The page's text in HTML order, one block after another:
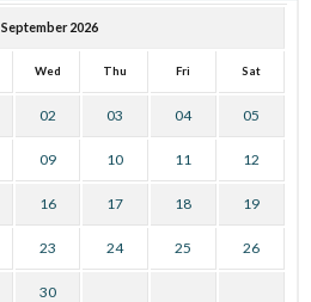
September 2026
Wed Thu Fri Sat
02 03 04 05
09 10 11 12
16 17 18 19
23 24 25 26
30